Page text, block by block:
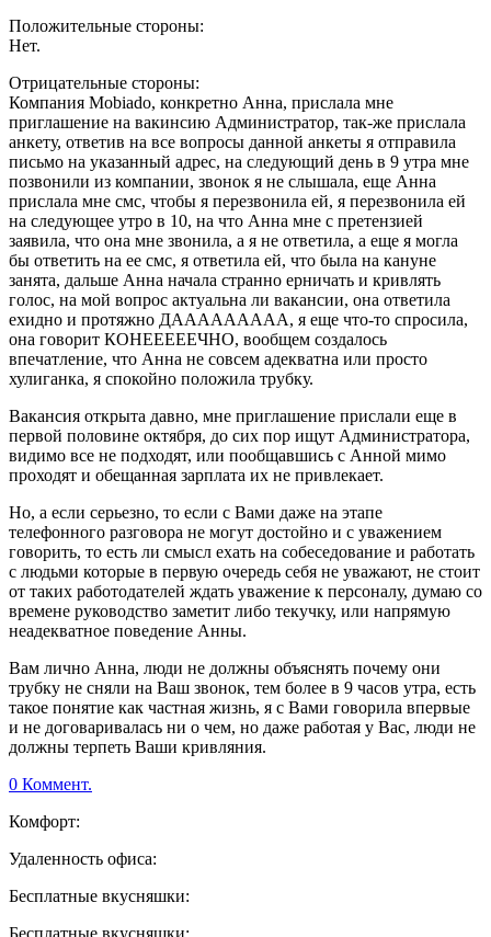
Положительные стороны:
Нет.
Отрицательные стороны:
Компания Mobiado, конкретно Анна, прислала мне
приглашение на вакинсию Администратор, так-же прислала
анкету, ответив на все вопросы данной анкеты я отправила
письмо на указанный адрес, на следующий день в 9 утра мне
позвонили из компании, звонок я не слышала, еще Анна
прислала мне смс, чтобы я перезвонила ей, я перезвонила ей
на следующее утро в 10, на что Анна мне с претензией
заявила, что она мне звонила, а я не ответила, а еще я могла
бы ответить на ее смс, я ответила ей, что была на кануне
занята, дальше Анна начала странно ерничать и кривлять
голос, на мой вопрос актуальна ли вакансии, она ответила
ехидно и протяжно ДААААААААА, я еще что-то спросила,
она говорит КОНЕЕЕЕЕЧНО, вообщем создалось
впечатление, что Анна не совсем адекватна или просто
хулиганка, я спокойно положила трубку.
Вакансия открыта давно, мне приглашение прислали еще в
первой половине октября, до сих пор ищут Администратора,
видимо все не подходят, или пообщавшись с Анной мимо
проходят и обещанная зарплата их не привлекает.
Но, а если серьезно, то если с Вами даже на этапе
телефонного разговора не могут достойно и с уважением
говорить, то есть ли смысл ехать на собеседование и работать
с людьми которые в первую очередь себя не уважают, не стоит
от таких работодателей ждать уважение к персоналу, думаю со
времене руководство заметит либо текучку, или напрямую
неадекватное поведение Анны.
Вам лично Анна, люди не должны объяснять почему они
трубку не сняли на Ваш звонок, тем более в 9 часов утра, есть
такое понятие как частная жизнь, я с Вами говорила впервые
и не договаривалась ни о чем, но даже работая у Вас, люди не
должны терпеть Ваши кривляния.
0 Коммент.
Комфорт:
Удаленность офиса:
Бесплатные вкусняшки: